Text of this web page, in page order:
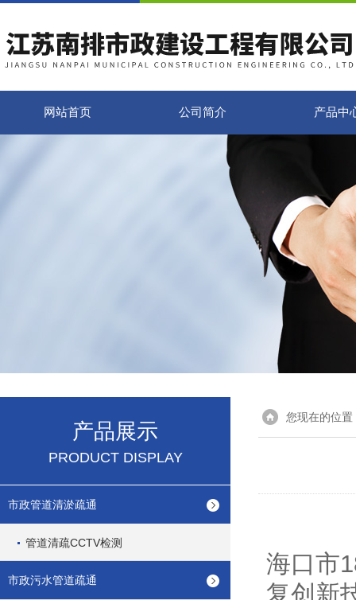
网站首页 公司简介 产品中
产品展示
PRODUCT DISPLAY
市政管道清淤疏通
管道清疏CCTV检测
市政污水管道疏通
您现在的位置
海口市
复创新